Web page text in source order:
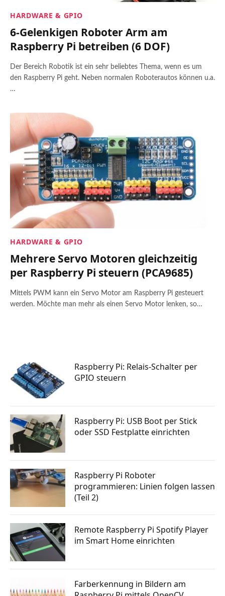
HARDWARE & GPIO
6-Gelenkigen Roboter Arm am
Raspberry Pi betreiben (6 DOF)
Der Bereich Robotik ist ein sehr beliebtes Thema, wenn es um
den Raspberry Pi geht. Neben normalen Roboterautos können u.a.
…
HARDWARE & GPIO
Mehrere Servo Motoren gleichzeitig
per Raspberry Pi steuern (PCA9685)
Mittels PWM kann ein Servo Motor am Raspberry Pi gesteuert
werden. Möchte man mehr als einen Servo Motor lenken, so…
Raspberry Pi: Relais-Schalter per
GPIO steuern
Raspberry Pi: USB Boot per Stick
oder SSD Festplatte einrichten
Raspberry Pi Roboter
programmieren: Linien folgen lassen
(Teil 2)
Remote Raspberry Pi Spotify Player
im Smart Home einrichten
Farberkennung in Bildern am